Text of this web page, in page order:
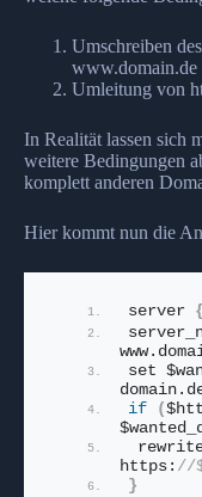
Umschreiben
www.domain.de
Umleitung von
In Realität lassen sich
weitere Bedingungen
komplett anderen
Hier kommt nun die
server {
www.
set
domain.
if
(
https: //
}